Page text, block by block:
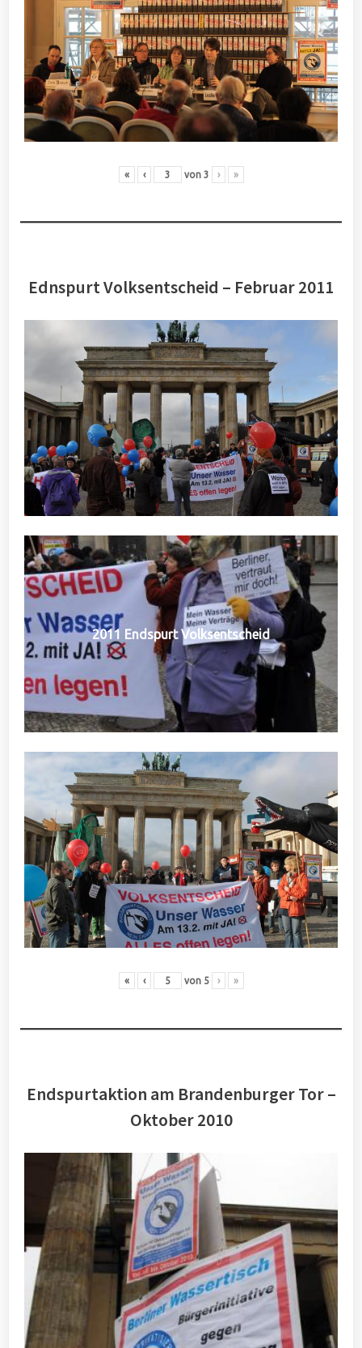
« ‹ von 3 › »
Ednspurt Volksentscheid – Februar 2011
2011 Endspurt Volksentscheid
« ‹ von 5 › »
Endspurtaktion am Brandenburger Tor –
Oktober 2010